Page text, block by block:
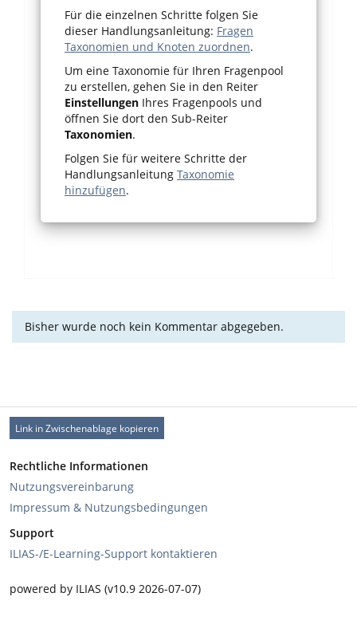
Für die einzelnen Schritte folgen Sie
dieser Handlungsanleitung: Fragen
Taxonomien und Knoten zuordnen.
Um eine Taxonomie für Ihren Fragenpool
zu erstellen, gehen Sie in den Reiter
Einstellungen Ihres Fragenpools und
öffnen Sie dort den Sub-Reiter
Taxonomien.
Folgen Sie für weitere Schritte der
Handlungsanleitung Taxonomie
hinzufügen.
Bisher wurde noch kein Kommentar abgegeben.
Link in Zwischenablage kopieren
Rechtliche Informationen
Nutzungsvereinbarung
Impressum & Nutzungsbedingungen
Support
ILIAS-/E-Learning-Support kontaktieren
powered by ILIAS (v10.9 2026-07-07)